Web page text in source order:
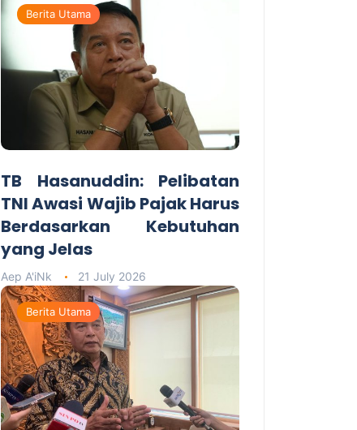
Berita Utama
TB Hasanuddin: Pelibatan
TNI Awasi Wajib Pajak Harus
Berdasarkan Kebutuhan
yang Jelas
Aep A'iNk 21 July 2026
Berita Utama